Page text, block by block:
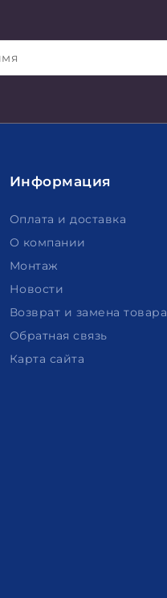
Информация
Оплата и доставка
О компании
Монтаж
Новости
Возврат и замена товара
Обратная связь
Карта сайта